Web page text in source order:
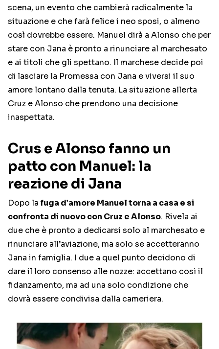
scena, un evento che cambierà radicalmente la
situazione e che farà felice i neo sposi, o almeno
così dovrebbe essere. Manuel dirà a Alonso che per
stare con Jana è pronto a rinunciare al marchesato
e ai titoli che gli spettano. Il marchese decide poi
di lasciare la Promessa con Jana e viversi il suo
amore lontano dalla tenuta. La situazione allerta
Cruz e Alonso che prendono una decisione
inaspettata.
Crus e Alonso fanno un
patto con Manuel: la
reazione di Jana
Dopo la fuga d’amore Manuel torna a casa e si
confronta di nuovo con Cruz e Alonso. Rivela ai
due che è pronto a dedicarsi solo al marchesato e
rinunciare all’aviazione, ma solo se accetteranno
Jana in famiglia. I due a quel punto decidono di
dare il loro consenso alle nozze: accettano così il
fidanzamento, ma ad una solo condizione che
dovrà essere condivisa dalla cameriera.